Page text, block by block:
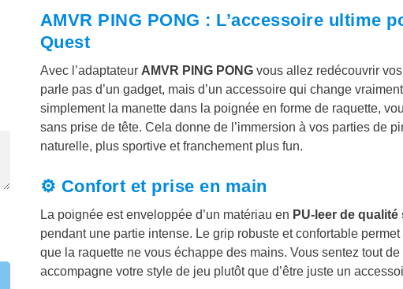
:
3
3
,
9
9
€
.
,
9
9
€
.
AMVR PING PONG : L’accessoire ultime
Quest
Avec l’adaptateur AMVR PING PONGvous allez redécouvrir
parle pas d’un gadget, mais d’un accessoire qui change
simplement la manette dans la poignée en forme de raquette,
sans prise de tête. Cela donne de l’immersion à vos parties de
naturelle, plus sportive et franchement plus fun.
⚙️ Confort et prise en main
La poignée est enveloppée d’un matériau en PU-leer de
pendant une partie intense. Le grip robuste et confortable
que la raquette ne vous échappe des mains. Vous sentez tout de
accompagne votre style de jeu plutôt que d’être juste un